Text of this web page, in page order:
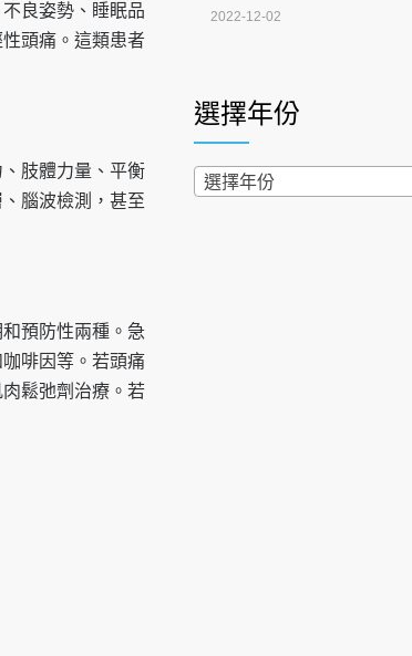
良姿勢、睡眠品
頭痛。這類患者
肢體力量、平衡
腦波檢測，甚至
預防性兩種。急
啡因等。若頭痛
鬆弛劑治療。若
4連霸議員黃秋澤癌逝！
西園醫院55周年 7／10捐
熱血響應
2026-06-30
2022-12-02
2022-02-17
過量維生素D和鈣恐罹癌
不怕補錯
選擇年份
選擇年份